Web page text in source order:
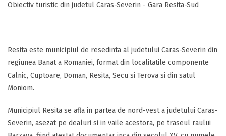
Obiectiv turistic din judetul Caras-Severin - Gara Resita-Sud
Resita este municipiul de resedinta al judetului Caras-Severin din
regiunea Banat a Romaniei, format din localitatile componente
Calnic, Cuptoare, Doman, Resita, Secu si Terova si din satul
Moniom.
Municipiul Resita se afla in partea de nord-vest a judetului Caras-
Severin, asezat pe dealuri si in vaile acestora, pe traseul raului